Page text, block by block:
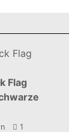
Flag
1